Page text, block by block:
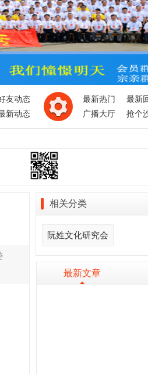
友动态
新动态
最新热门 最新
广播大厅
抢个
相关分类
阮姓文化研究会
最新文章